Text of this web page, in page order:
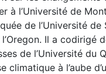
à l’Université de
de l’Université de
l’Oregon. Il a codirigé
de l’Université du
climatique à l’aube